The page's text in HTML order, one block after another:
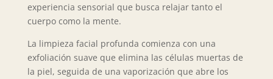
experiencia sensorial que busca relajar tanto el
cuerpo como la mente.
La limpieza facial profunda comienza con una
exfoliación suave que elimina las células muertas de
la piel, seguida de una vaporización que abre los